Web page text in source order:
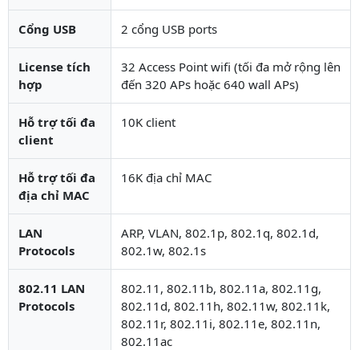
Cổng USB 2 cổng USB ports
License tích
hợp
32 Access Point wifi (tối đa mở rộng lên
đến 320 APs hoặc 640 wall APs)
Hỗ trợ tối đa
client
10K client
Hỗ trợ tối đa
địa chỉ MAC
16K địa chỉ MAC
LAN
Protocols
ARP, VLAN, 802.1p, 802.1q, 802.1d,
802.1w, 802.1s
802.11 LAN
Protocols
802.11, 802.11b, 802.11a, 802.11g,
802.11d, 802.11h, 802.11w, 802.11k,
802.11r, 802.11i, 802.11e, 802.11n,
802.11ac